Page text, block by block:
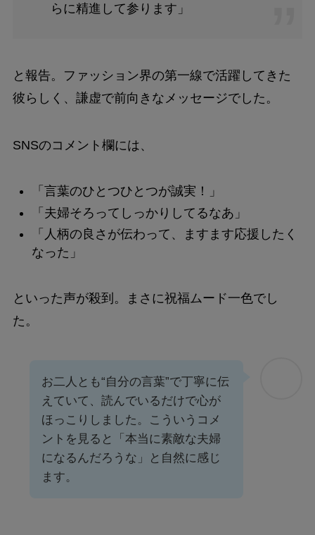
らに精進して参ります」
と報告。ファッション界の第一線で活躍してきた
彼らしく、謙虚で前向きなメッセージでした。
SNSのコメント欄には、
「言葉のひとつひとつが誠実！」
「夫婦そろってしっかりしてるなあ」
「人柄の良さが伝わって、ますます応援したく
なった」
といった声が殺到。まさに祝福ムード一色でし
た。
お二人とも“自分の言葉”で丁寧に伝
えていて、読んでいるだけで心が
ほっこりしました。こういうコメ
ントを見ると「本当に素敵な夫婦
になるんだろうな」と自然に感じ
ます。